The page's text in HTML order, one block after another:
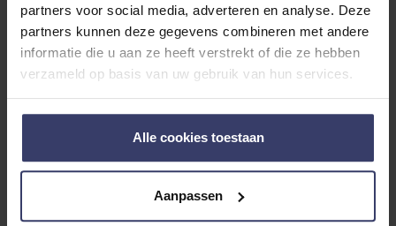
partners voor social media, adverteren en analyse. Deze
partners kunnen deze gegevens combineren met andere
informatie die u aan ze heeft verstrekt of die ze hebben
verzameld op basis van uw gebruik van hun services.
Alle cookies toestaan
Aanpassen
kennis in het achterhoofd heeftHorseware de Vari-Layer
lijn ontwikkeld. Vari-Layer verhoogt de concentratie vezels
in de vulling op de rug en bij de heupen van het paard om
warmteverlies te beperken. De gelaagde vulling zorgt
ervoor dat de deken goed aansluit aan het lichaam van
jouw paard, waardoor minder warmte verloren gaat.
elkaar gedrukt, wat de kwaliteit van de vulling langer goed
houdt en de werking van de deken ten goede komt!